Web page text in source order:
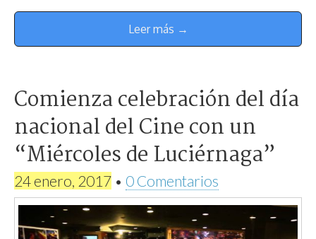
Leer más →
Comienza celebración del día
nacional del Cine con un
“Miércoles de Luciérnaga”
24 enero, 2017 • 0 Comentarios